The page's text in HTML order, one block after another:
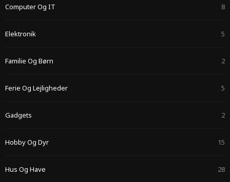
Computer Og IT 8
Elektronik 5
Familie Og Børn 2
Ferie Og Lejligheder 5
Gadgets 2
Hobby Og Dyr 15
Hus Og Have 28